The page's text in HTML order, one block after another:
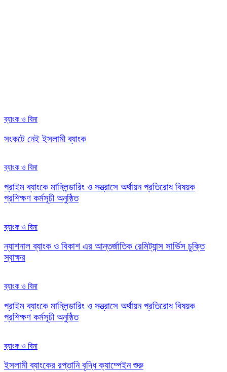
ব্যাংক ও বিমা
সংকটে নেই ইসলামী ব্যাংক
ব্যাংক ও বিমা
প্রাইম ব্যাংকে মানিলন্ডারিং ও সন্ত্রাসে অর্থায়ন প্রতিরোধ বিষয়ক
প্রশিক্ষণ কর্মসূচী অনুষ্ঠিত
ব্যাংক ও বিমা
ন্যাশনাল ব্যাংক ও বিকাশ এর আন্তর্জাতিক রেমিট্যান্স সার্ভিস চুক্তি
স্বাক্ষর
ব্যাংক ও বিমা
প্রাইম ব্যাংকে মানিলন্ডারিং ও সন্ত্রাসে অর্থায়ন প্রতিরোধ বিষয়ক
প্রশিক্ষণ কর্মসূচী অনুষ্ঠিত
ব্যাংক ও বিমা
ইসলামী ব্যাংকের রপ্তানি বৃদ্ধি ক্যাম্পেইন শুরু